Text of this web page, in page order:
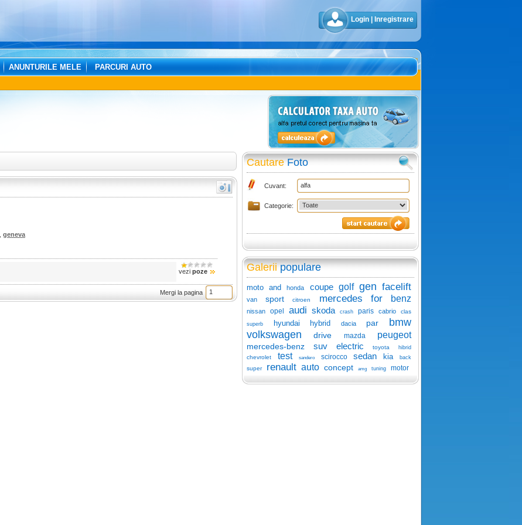
Login Inregistrare
ANUNTURILE MELE PARCURI AUTO
geneva
vezi poze
Mergi la pagina
CautareFoto
Cuvant:
Categorie:
Galeriipopulare
moto and honda coupe golf gen facelift
van sport citroen mercedes for benz
nissan opel audi skoda crash paris cabrio clas
superb hyundai hybrid dacia par
bmw
volkswagen
drive mazda peugeot
mercedes-benz suv electric toyota hibrid
chevrolet test sandero scirocco sedan kia back
super renault auto concept amg tuning motor